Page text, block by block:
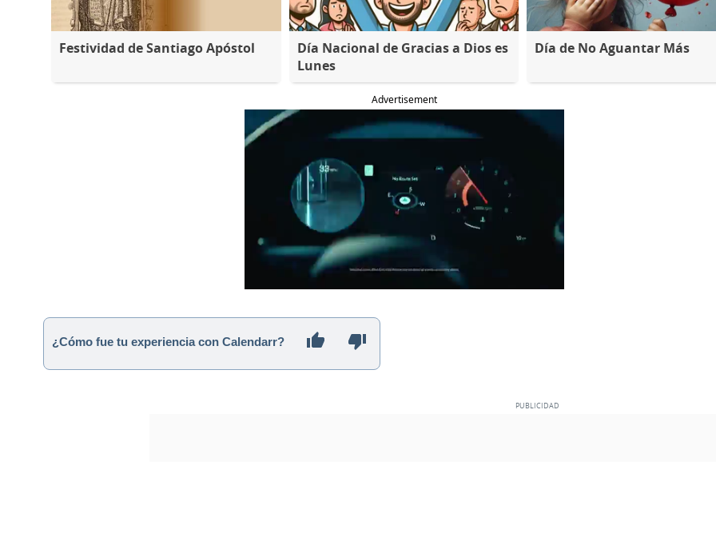
Festividad de Santiago Apóstol
Día Nacional de Gracias a Dios es
Lunes
Día de No Aguantar Más
Advertisement
¿Cómo fue tu experiencia con Calendarr?